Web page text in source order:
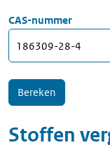
CAS-nummer
Stoffen